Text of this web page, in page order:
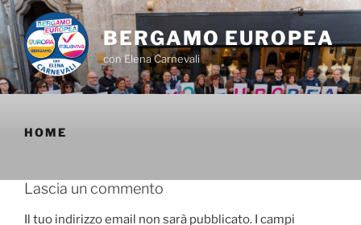
Salta
al
contenuto
BERGAMO EUROPEA
con Elena Carnevali
HOME
Lascia un commento
Il tuo indirizzo email non sarà pubblicato. I campi